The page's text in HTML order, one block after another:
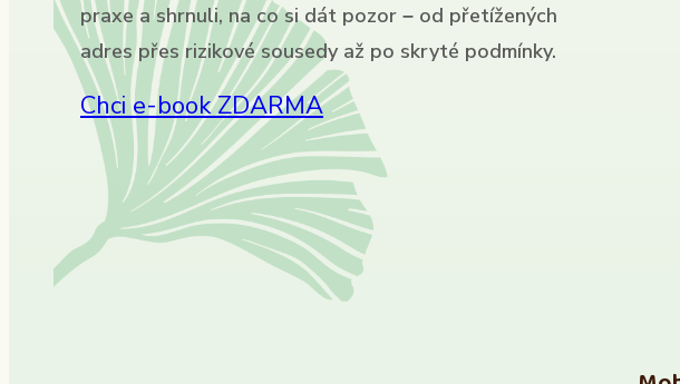
praxe a shrnuli, na co si dát pozor – od přetížených
adres přes rizikové sousedy až po skryté podmínky.
Chci e-book ZDARMA